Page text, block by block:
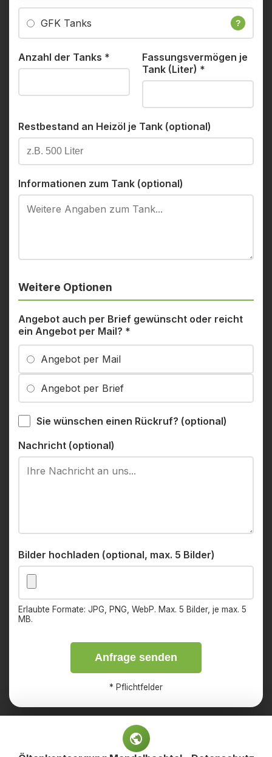
GFK Tanks ?
Anzahl der Tanks *
Fassungsvermögen je
Tank (Liter) *
Restbestand an Heizöl je Tank (optional)
Informationen zum Tank (optional)
Weitere Optionen
Angebot auch per Brief gewünscht oder reicht
ein Angebot per Mail? *
Angebot per Mail
Angebot per Brief
Sie wünschen einen Rückruf? (optional)
Nachricht (optional)
Bilder hochladen (optional, max. 5 Bilder)
Erlaubte Formate: JPG, PNG, WebP. Max. 5 Bilder, je max. 5
MB.
Anfrage senden
* Pflichtfelder